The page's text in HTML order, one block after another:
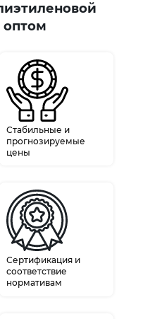
оптом
Стабильные и
прогнозируемые
цены
Сертификация и
соответствие
нормативам